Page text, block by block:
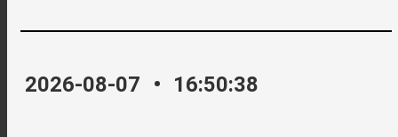
2026-08-07 • 16:50:39